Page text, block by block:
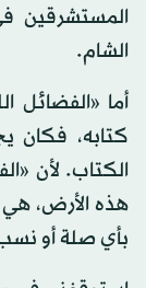
المستشرقين
الشام.
أما «الفضائل
كتابه، فكان
الكتاب. لأن
هذه الأرض، هي
بأي صلة أو